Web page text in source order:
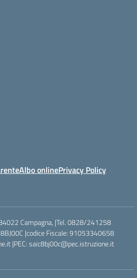
Albo onlinePrivacy Policy
Campagna, |Tel. 0828/241258
|codice Fiscale: 91053340658
|PEC: saic8bj00c@pec.istruzione.it